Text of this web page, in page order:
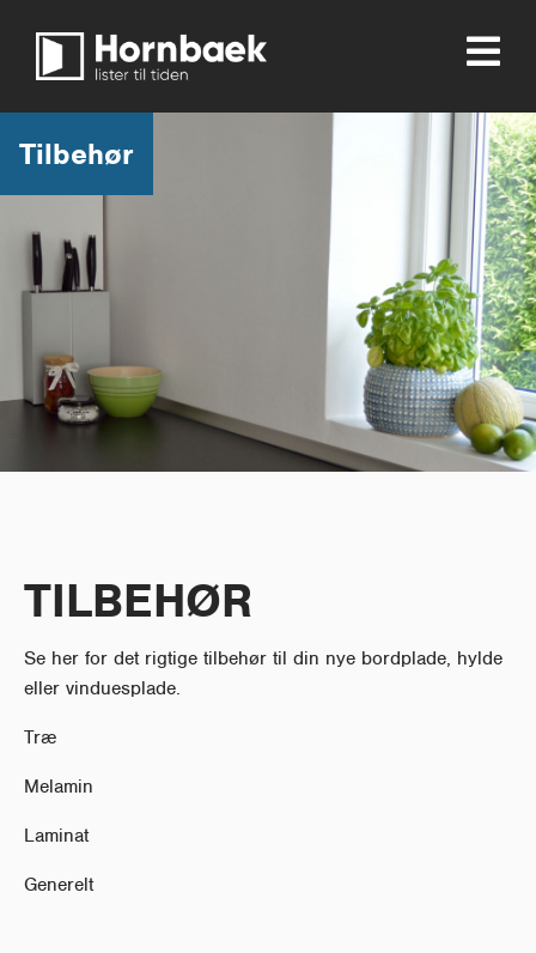
Tilbehør
TILBEHØR
Se her for det rigtige tilbehør til din nye bordplade, hylde
eller vinduesplade.
Træ
Melamin
Laminat
Generelt